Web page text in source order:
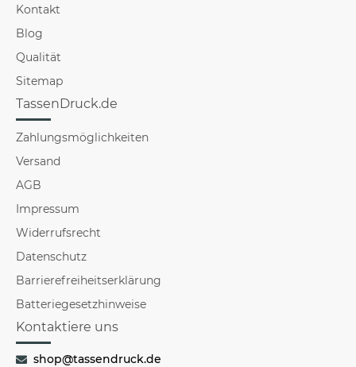
Kontakt
Blog
Qualität
Sitemap
TassenDruck.de
Zahlungsmöglichkeiten
Versand
AGB
Impressum
Widerrufsrecht
Datenschutz
Barrierefreiheitserklärung
Batteriegesetzhinweise
Kontaktiere uns
shop@tassendruck.de